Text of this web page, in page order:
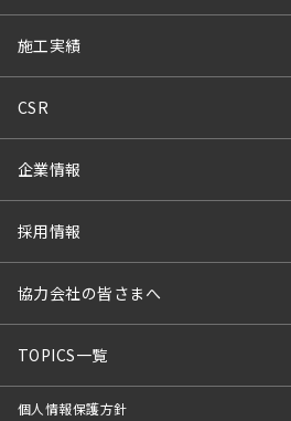
施工実績
CSR
企業情報
採用情報
協力会社の皆さまへ
TOPICS一覧
個人情報保護方針